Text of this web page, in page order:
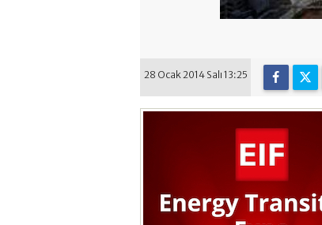
28 Ocak 2014 Salı 13:25